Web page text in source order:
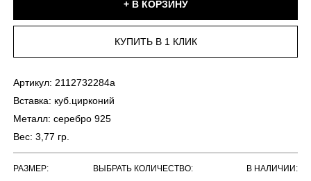
Артикул: 2112732284a
Вставка: куб.цирконий
Металл: серебро 925
Вес: 3,77 гр.
РАЗМЕР: ВЫБРАТЬ КОЛИЧЕСТВО:
В НАЛИЧИИ: